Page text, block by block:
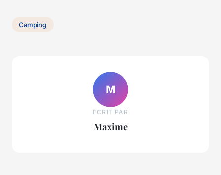
Camping
M
ECRIT PAR
Maxime